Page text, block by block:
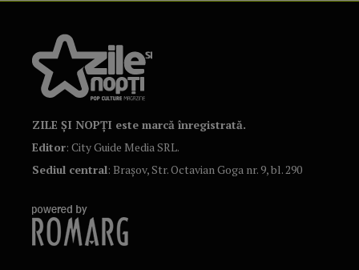
ZILE ȘI NOPȚI este marcă înregistrată.
Editor: City Guide Media SRL.
Sediul central: Brașov, Str. Octavian Goga nr. 9, bl. 290